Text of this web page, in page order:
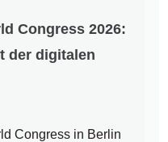
Congress 2026:
der digitalen
Congress in Berlin